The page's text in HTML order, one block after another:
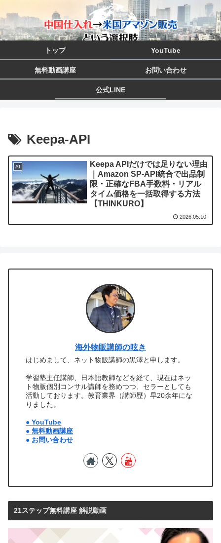
トップ YouTube
無料動画講座 お問い合わせ
公式LINE
Keepa-API
AI
Keepa APIだけでは足りない理由
｜Amazon SP-API統合で出品制
限・正確なFBA手数料・リアル
タイム価格を一括取得する方法
【THINKURO】
2026.05.10
海外物販講師の呟き
はじめまして、ネット物販講師の黒澤と申します。
学習塾主任講師、日本語教師などを経て、現在はネッ
ト物販個別コンサル講師を務めつつ、セラーとしても
活動しております。教育業界（講師歴）早20余年にな
りました。
● YouTube
● 無料動画講座
● お問い合わせ
21ステップ無料講座 解説動画